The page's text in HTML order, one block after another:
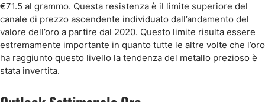
€71.5 al grammo. Questa resistenza è il limite superiore del
canale di prezzo ascendente individuato dall’andamento del
valore dell’oro a partire dal 2020. Questo limite risulta essere
estremamente importante in quanto tutte le altre volte che l’oro
ha raggiunto questo livello la tendenza del metallo prezioso è
stata invertita.